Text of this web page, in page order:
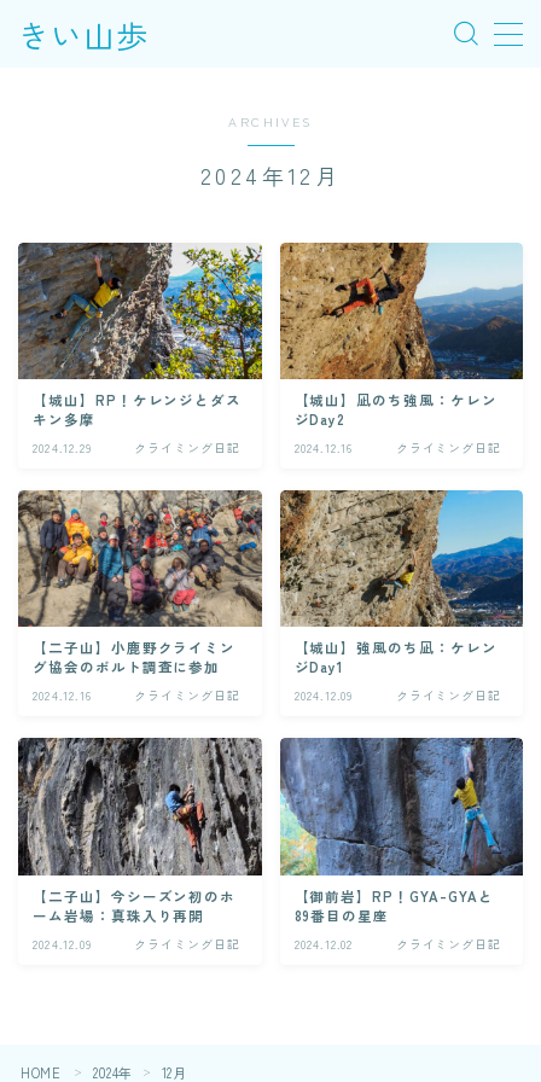
きい山歩
このブログについて
新着記事
クライミング・岩場別記事
ARCHIVES
2024年12月
【城山】RP！ケレンジとダス
キン多摩
2024.12.29 クライミング日記
【城山】凪のち強風：ケレン
ジDay2
2024.12.16 クライミング日記
【二子山】小鹿野クライミン
グ協会のボルト調査に参加
2024.12.16 クライミング日記
【城山】強風のち凪：ケレン
ジDay1
2024.12.09 クライミング日記
【二子山】今シーズン初のホ
ーム岩場：真珠入り再開
2024.12.09 クライミング日記
【御前岩】RP！GYA-GYAと
89番目の星座
2024.12.02 クライミング日記
HOME ＞ 2024年 ＞ 12月